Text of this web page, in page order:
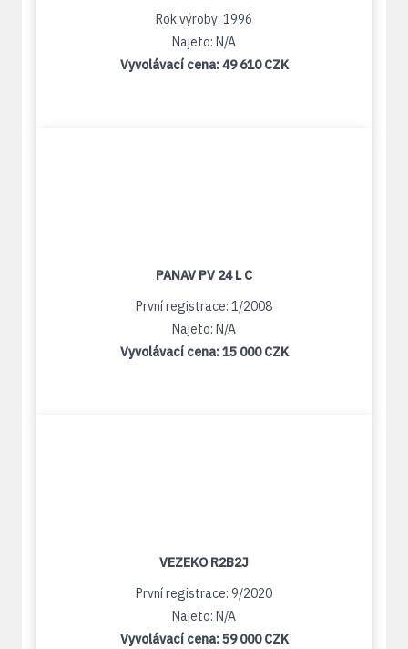
Rok výroby: 1996
Najeto: N/A
Vyvolávací cena:49 610 CZK
PANAV PV 24 L C
První registrace: 1/2008
Najeto: N/A
Vyvolávací cena:15 000 CZK
VEZEKO R2B2J
První registrace: 9/2020
Najeto: N/A
Vyvolávací cena:59 000 CZK